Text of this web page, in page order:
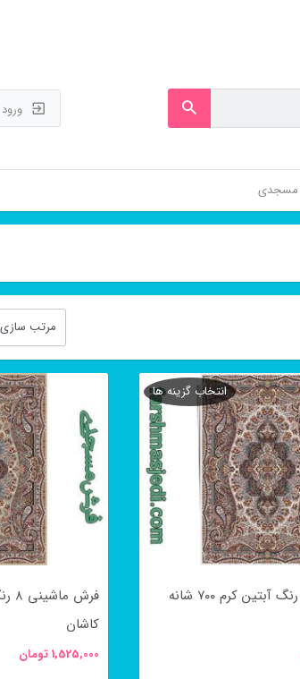
ورود
مسجدی
فرش ماشینی ۸ رنگ آبتین کرم ۷۰۰ شانه
انتخاب گزینه ها
کاشان
1,525,000تومان